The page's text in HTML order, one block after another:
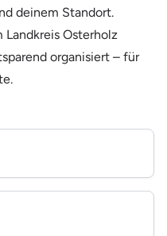
deinem Standort.
Landkreis Osterholz
organisiert – für